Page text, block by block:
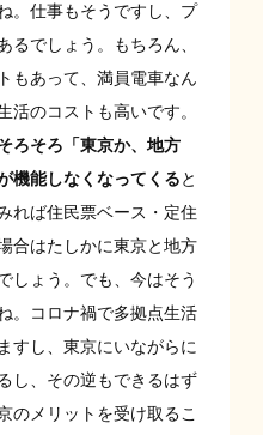
。仕事もそうですし、プ
るでしょう。もちろん、
もあって、満員電車なん
活のコストも高いです。
ろそろ「東京か、地方
機能しなくなってくると
れば住民票ベース・定住
合はたしかに東京と地方
しょう。でも、今はそう
。コロナ禍で多拠点生活
すし、東京にいながらに
し、その逆もできるはず
のメリットを受け取るこ